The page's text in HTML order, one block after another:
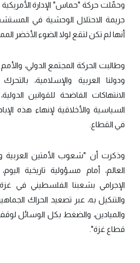
وحمّلت حركة "حماس" الإدارة
جريمة الاحتلال الوحشية في
أنها لم تكن لتقع لولا الضوء الأخضر
وطالبت الحركة المجتمع الدولي،
ودولنا العربية والإسلامية،
الانتهاكات الفاضحة للقوانين
السياسية والأخلاقية لإنهاء هذه
في القطاع.
وذكرت أن "شعوب الأمتين العربية
العالم، أمام مسؤولية تاريخية
الإجرامي بشعبنا الفلسطيني في
والتنكيل به، عبر تصعيد الحراك
والميادين، والضغط بكل الوسائل
قطاع غزة".